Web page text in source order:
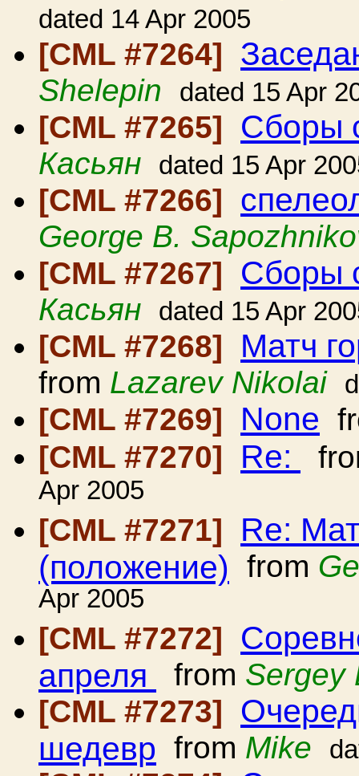
dated 14 Apr 2005
[CML #7264]
Shelepin dated 15 Apr
[CML #7265] Сборы
Касьян dated 15 Apr
[CML #7266]
George B.
[CML #7267]
Сборы
Касьян dated 15 Apr
[CML #7268] Матч
from Lazarev Nikolai
[CML #7269] None
[CML #7270]
Re:
Apr 2005
[CML #7271]
Re:
(положение) from
Apr 2005
[CML #7272]
апреля from Sergey
[CML #7273]
шедевр from Mike